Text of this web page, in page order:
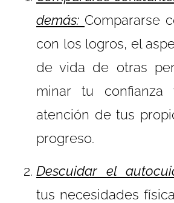
demás: Compararse
con los logros, el
de vida de otras
minar tu
atención de tus
progreso.
Descuidar el
tus necesidades